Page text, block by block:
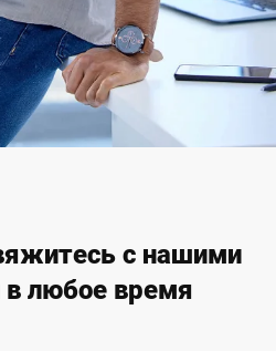
с нашими
в любое время